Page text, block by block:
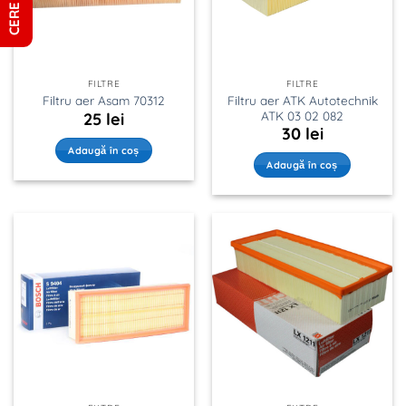
FILTRE
Filtru aer Asam 70312
25 lei
Adaugă în coș
FILTRE
Filtru aer ATK Autotechnik
ATK 03 02 082
30 lei
Adaugă în coș